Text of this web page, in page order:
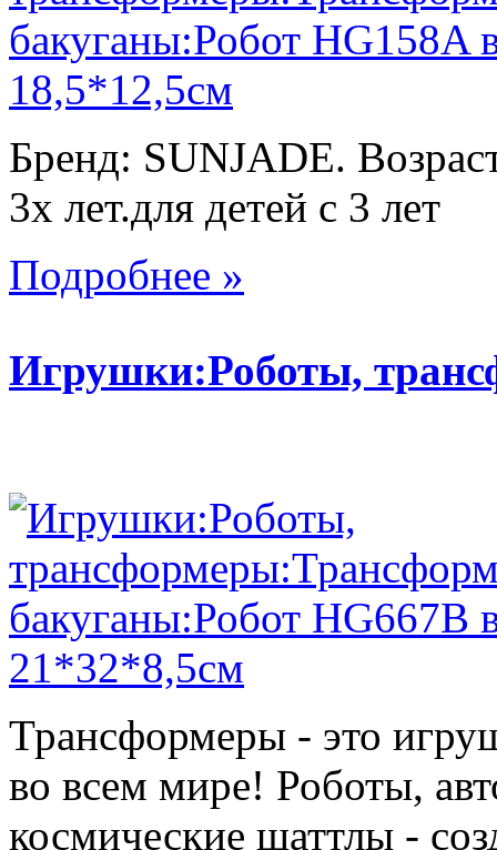
Бренд: SUNJADE.
3х лет.для детей с 3 лет
Подробнее »
Игрушки:Роботы,
Трансформеры - это
во всем мире! Роботы,
космические шаттлы -